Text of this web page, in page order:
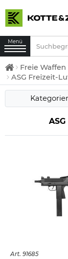
Menü
Freie Waffen
ASG Freizeit-
Art. 91685